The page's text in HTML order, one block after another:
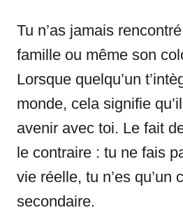
Tu n’as jamais
famille ou même son
Lorsque quelqu’un
monde, cela signifie
avenir avec toi. Le fait
le contraire : tu ne fais
vie réelle, tu n’es qu’un
secondaire.